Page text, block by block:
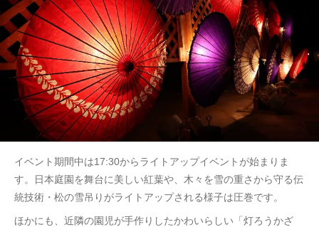
イベント期間中は17:30からライトアップイベントが始まりま
す。日本庭園を舞台に美しい紅葉や、木々を雪の重さから守る伝
統技術・松の雪吊りがライトアップされる様子は圧巻です。
ほかにも、近隣の園児が手作りしたかわいらしい「灯ろうかざ